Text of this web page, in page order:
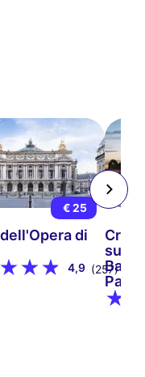
€ 25
di
4,9 (257)
sulla
Parigi